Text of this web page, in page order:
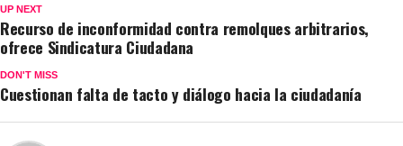
UP NEXT
Recurso de inconformidad contra remolques arbitrarios,
ofrece Sindicatura Ciudadana
DON'T MISS
Cuestionan falta de tacto y diálogo hacia la ciudadanía